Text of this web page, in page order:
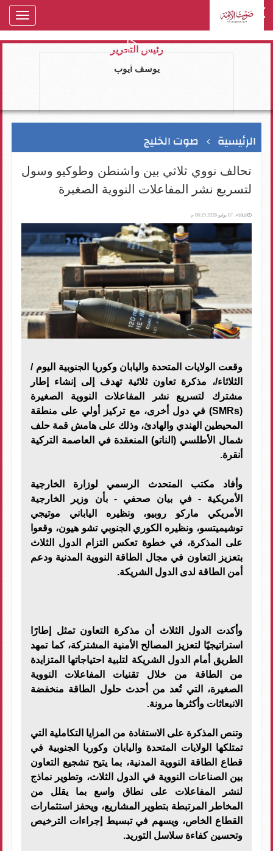
رئيس التحرير
يوسف ايوب
الرئيسية صوت الخليج
تحالف نووي ثلاثي بين واشنطن وطوكيو وسول
لتسريع نشر المفاعلات النووية الصغيرة
الثلاثاء، 07 يوليو 2026 08:15 م
وقعت الولايات المتحدة واليابان وكوريا الجنوبية اليوم /
الثلاثاء/، مذكرة تعاون ثلاثية تهدف إلى إنشاء إطار
مشترك لتسريع نشر المفاعلات النووية الصغيرة
(SMRs) في دول أخرى، مع تركيز أولي على منطقة
المحيطين الهندي والهادئ، وذلك على هامش قمة حلف
شمال الأطلسي (الناتو) المنعقدة في العاصمة التركية
أنقرة.
وأفاد مكتب المتحدث الرسمي لوزارة الخارجية
الأمريكية - في بيان صحفي - بأن وزير الخارجية
الأمريكي ماركو روبيو، ونظيره الياباني موتيجي
توشيميتسو، ونظيره الكوري الجنوبي تشو هيون، وقعوا
على المذكرة، في خطوة تعكس التزام الدول الثلاث
بتعزيز التعاون في مجال الطاقة النووية المدنية ودعم
أمن الطاقة لدى الدول الشريكة.
وأكدت الدول الثلاث أن مذكرة التعاون تمثل إطارًا
استراتيجيًا لتعزيز المصالح الأمنية المشتركة، كما تمهد
الطريق أمام الدول الشريكة لتلبية احتياجاتها المتزايدة
من الطاقة من خلال تقنيات المفاعلات النووية
الصغيرة، التي تُعد من أحدث حلول الطاقة منخفضة
الانبعاثات وأكثرها مرونة.
وتنص المذكرة على الاستفادة من المزايا التكاملية التي
تمتلكها الولايات المتحدة واليابان وكوريا الجنوبية في
قطاع الطاقة النووية المدنية، بما يتيح تشجيع التعاون
بين الصناعات النووية في الدول الثلاث، وتطوير نماذج
لنشر المفاعلات على نطاق واسع بما يقلل من
المخاطر المرتبطة بتطوير المشاريع، ويحفز استثمارات
القطاع الخاص، ويسهم في تبسيط إجراءات الترخيص
وتحسين كفاءة سلاسل التوريد.